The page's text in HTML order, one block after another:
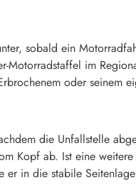
sobald ein
Motorradstaffel im
oder seinem
die Unfallstelle
Kopf ab. Ist eine
er in die stabile